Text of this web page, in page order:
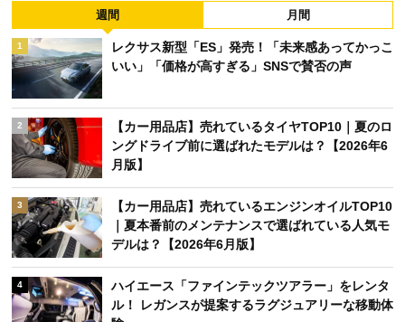
週間 月間
1
レクサス新型「ES」発売！「未来感あってかっこ
いい」「価格が高すぎる」SNSで賛否の声
2
【カー用品店】売れているタイヤTOP10｜夏のロ
ングドライブ前に選ばれたモデルは？【2026年6
月版】
3
【カー用品店】売れているエンジンオイルTOP10
｜夏本番前のメンテナンスで選ばれている人気モ
デルは？【2026年6月版】
4
ハイエース「ファインテックツアラー」をレンタ
ル！ レガンスが提案するラグジュアリーな移動体